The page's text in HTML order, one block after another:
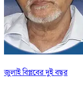
জুলাই বিপ্লবের দুই বছর